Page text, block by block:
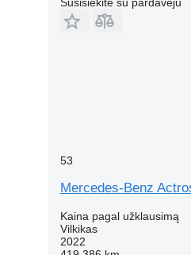
53
Mercedes-Benz
Kaina pagal užklausimą
Vilkikas
2022